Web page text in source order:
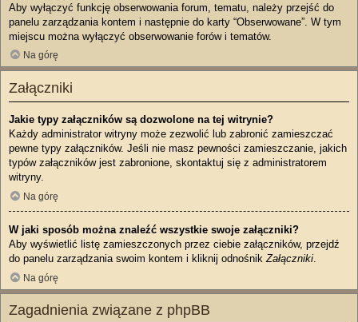
Aby wyłączyć funkcję obserwowania forum, tematu, należy przejść do
panelu zarządzania kontem i następnie do karty “Obserwowane”. W tym
miejscu można wyłączyć obserwowanie forów i tematów.
Na górę
Załączniki
Jakie typy załączników są dozwolone na tej witrynie?
Każdy administrator witryny może zezwolić lub zabronić zamieszczać
pewne typy załączników. Jeśli nie masz pewności zamieszczanie, jakich
typów załączników jest zabronione, skontaktuj się z administratorem
witryny.
Na górę
W jaki sposób można znaleźć wszystkie swoje załączniki?
Aby wyświetlić listę zamieszczonych przez ciebie załączników, przejdź
do panelu zarządzania swoim kontem i kliknij odnośnikZałączniki.
Na górę
Zagadnienia związane z phpBB